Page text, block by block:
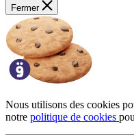
Fermer
Nous utilisons des cookies
notre politique de cookies